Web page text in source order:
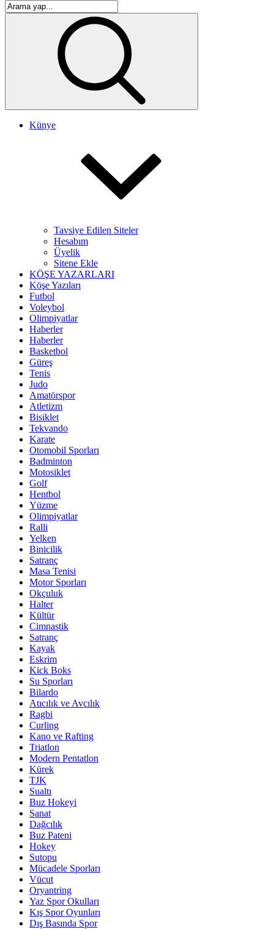
Künye
Tavsiye Edilen Siteler
Hesabım
Üyelik
Sitene Ekle
KÖŞE YAZARLARI
Köşe Yazıları
Futbol
Voleybol
Olimpiyatlar
Haberler
Haberler
Basketbol
Güreş
Tenis
Judo
Amatörspor
Atletizm
Bisiklet
Tekvando
Karate
Otomobil Sporları
Badminton
Motosiklet
Golf
Hentbol
Yüzme
Olimpiyatlar
Ralli
Yelken
Binicilik
Satranç
Masa Tenisi
Motor Sporları
Okçuluk
Halter
Kültür
Cimnastik
Satranç
Kayak
Eskrim
Kick Boks
Su Sporları
Bilardo
Atıcılık ve Avcılık
Ragbi
Curling
Kano ve Rafting
Triatlon
Modern Pentatlon
Kürek
TJK
Sualtı
Buz Hokeyi
Sanat
Dağcılık
Buz Pateni
Hokey
Sutopu
Mücadele Sporları
Vücut
Oryantring
Yaz Spor Okulları
Kış Spor Oyunları
Dış Basında Spor